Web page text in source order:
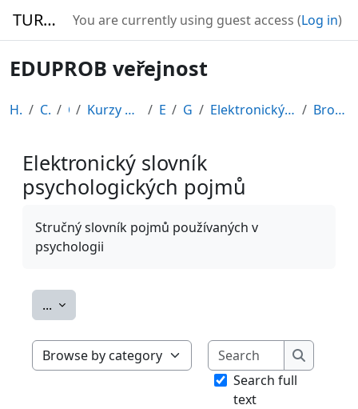
TURBO You are currently using guest access (Log in)
EDUPROB veřejnost
Home Courses CDV Kurzy připravené v rámci ESF EDU-V General Elektronický slovník psychologických pojmů Browse by category
Elektronický slovník
psychologických pojmů
Stručný slovník pojmů používaných v
psychologii
... Export entries
Browse the glossary using this index
Search
Search
Search full
text